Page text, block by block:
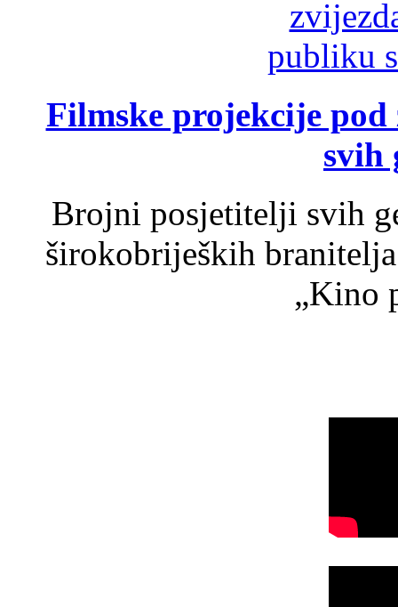
Filmske projekcije
svih
Brojni posjetitelji svih
širokobrijeških
„Kino